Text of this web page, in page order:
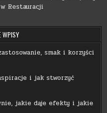
Restauracji
WPISY
smak i korzyści
i jak stworzyć
jakie daje efekty i jakie